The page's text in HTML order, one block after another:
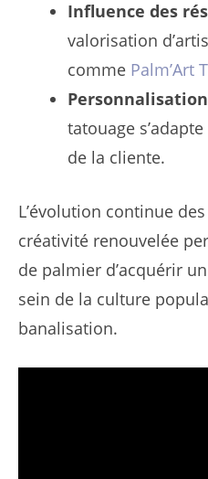
Influence des
valorisation
comme Palm’Art
tatouage
de la cliente.
L’évolution continue
créativité renouvelée
de palmier d’acquérir
sein de la culture
banalisation.